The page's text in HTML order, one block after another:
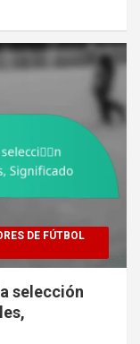
DE FÚTBOL
selección